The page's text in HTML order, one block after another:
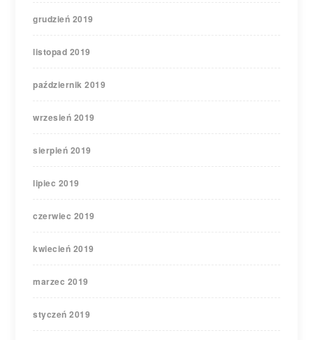
grudzień 2019
listopad 2019
październik 2019
wrzesień 2019
sierpień 2019
lipiec 2019
czerwiec 2019
kwiecień 2019
marzec 2019
styczeń 2019